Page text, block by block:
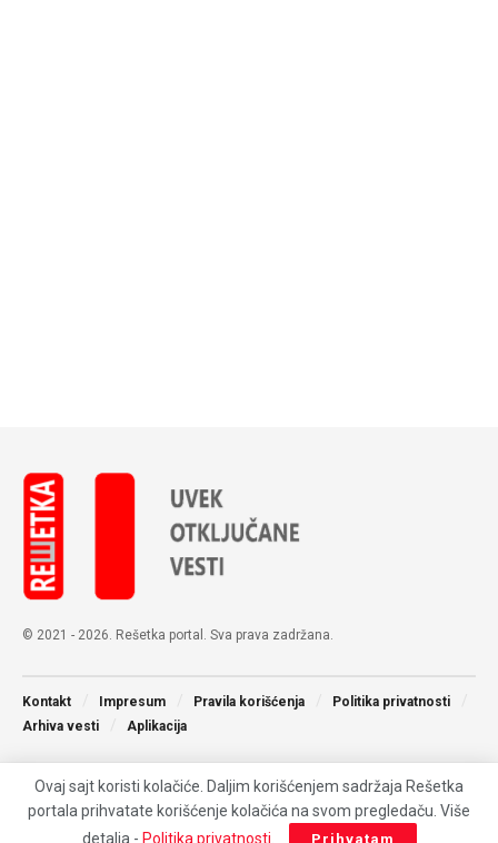
© 2021 - 2026. Rešetka portal. Sva prava zadržana.
Kontakt Impresum Pravila korišćenja
Politika privatnosti
Arhiva vesti
Aplikacija
Ovaj sajt koristi kolačiće. Daljim korišćenjem sadržaja Rešetka
portala prihvatate korišćenje kolačića na svom pregledaču. Više
detalja - Politika privatnosti Prihvatam